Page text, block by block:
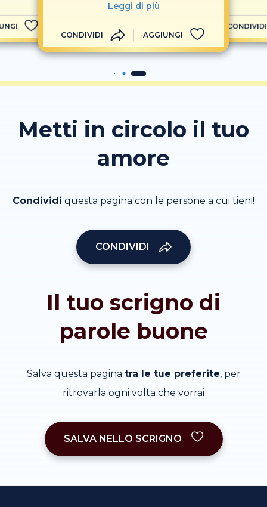
Leggi di più
CONDIVIDI AGGIUNGI
CONDIVIDI
Metti in circolo il tuo
amore
Condividi questa pagina con le persone a cui tieni!
CONDIVIDI
Il tuo scrigno di
parole buone
Salva questa pagina tra le tue preferite, per
ritrovarla ogni volta che vorrai
SALVA NELLO SCRIGNO